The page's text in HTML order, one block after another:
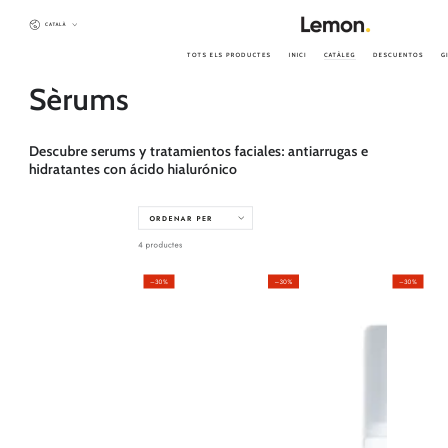
Idioma
CATALÀ
TOTS ELS PRODUCTES INICI CATÀLEG DESCUENTOS
Col·lecció:
Sèrums
Descubre serums y tratamientos faciales: antiarrugas e
hidratantes con ácido hialurónico
ORDENAR PER
4 productes
–30% –30% –30%